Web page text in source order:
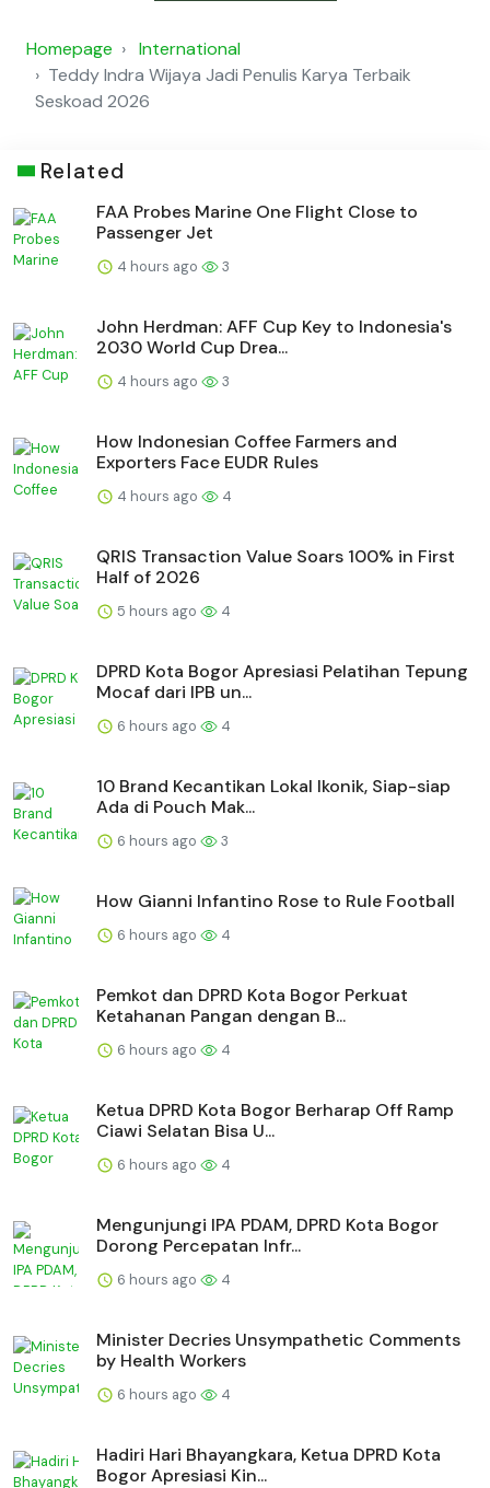
Homepage
International
Teddy Indra Wijaya Jadi Penulis Karya Terbaik
Seskoad 2026
Related
FAA Probes Marine One Flight Close to
Passenger Jet
4 hours ago 3
John Herdman: AFF Cup Key to Indonesia's
2030 World Cup Drea...
4 hours ago 3
How Indonesian Coffee Farmers and
Exporters Face EUDR Rules
4 hours ago 4
QRIS Transaction Value Soars 100% in First
Half of 2026
5 hours ago 4
DPRD Kota Bogor Apresiasi Pelatihan Tepung
Mocaf dari IPB un...
6 hours ago 4
10 Brand Kecantikan Lokal Ikonik, Siap-siap
Ada di Pouch Mak...
6 hours ago 3
How Gianni Infantino Rose to Rule Football
6 hours ago 4
Pemkot dan DPRD Kota Bogor Perkuat
Ketahanan Pangan dengan B...
6 hours ago 4
Ketua DPRD Kota Bogor Berharap Off Ramp
Ciawi Selatan Bisa U...
6 hours ago 4
Mengunjungi IPA PDAM, DPRD Kota Bogor
Dorong Percepatan Infr...
6 hours ago 4
Minister Decries Unsympathetic Comments
by Health Workers
6 hours ago 4
Hadiri Hari Bhayangkara, Ketua DPRD Kota
Bogor Apresiasi Kin...